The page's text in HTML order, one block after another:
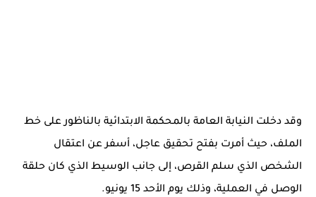
وقد دخلت النيابة العامة بالمحكمة الابتدائية بالناظورعلى خط
الملف، حيث أمرت بفتح تحقيق عاجل، أسفر عن اعتقال
الشخص الذي سلم القرص، إلى جانب الوسيط الذي كان حلقة
الوصل في العملية، وذلك يوم الأحد 15 يونيو.